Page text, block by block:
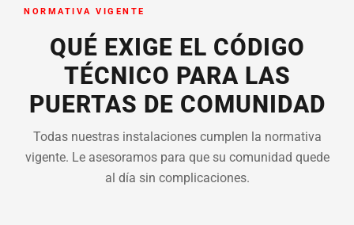
NORMATIVA VIGENTE
QUÉ EXIGE EL CÓDIGO
TÉCNICO PARA LAS
PUERTAS DE COMUNIDAD
Todas nuestras instalaciones cumplen la normativa
vigente. Le asesoramos para que su comunidad quede
al día sin complicaciones.